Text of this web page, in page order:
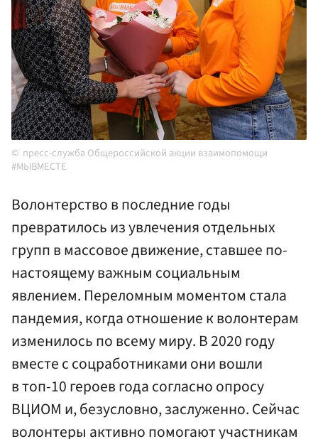
пресс-служба Общероссийской акции взаимопомощи
#МЫВМЕСТЕ
Волонтерство в последние годы
превратилось из увлечения отдельных
групп в массовое движение, ставшее по-
настоящему важным социальным
явлением. Переломным моментом стала
пандемия, когда отношение к волонтерам
изменилось по всему миру. В 2020 году
вместе с соцработниками они вошли
в топ-10 героев года согласно опросу
ВЦИОМ и, безусловно, заслуженно. Сейчас
волонтеры активно помогают участникам